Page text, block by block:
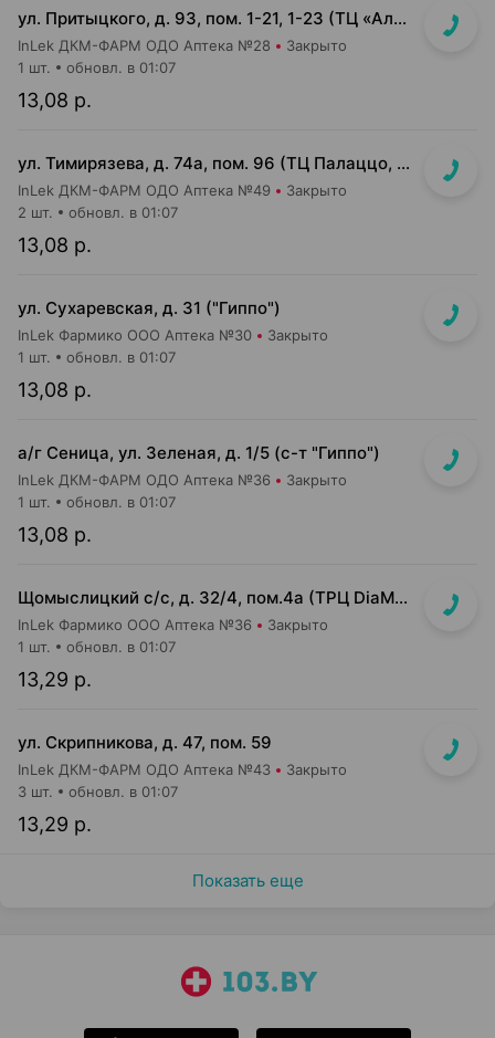
ул. Притыцкого, д. 93, пом. 1-21, 1-23 (ТЦ «Алми (Притыцкого)», слева от главного входа)
InLek ДКМ-ФАРМ ОДО Аптека №28 Закрыто
13,08 р.
1 шт. обновл. в 01:07
ул. Тимирязева, д. 74а, пом. 96 (ТЦ Палаццо, 1 этаж, главный вход)
InLek ДКМ-ФАРМ ОДО Аптека №49 Закрыто
13,08 р.
2 шт. обновл. в 01:07
ул. Сухаревская, д. 31 ("Гиппо")
InLek Фармико ООО Аптека №30 Закрыто
13,08 р.
1 шт. обновл. в 01:07
а/г Сеница, ул. Зеленая, д. 1/5 (с-т "Гиппо")
InLek ДКМ-ФАРМ ОДО Аптека №36 Закрыто
13,08 р.
1 шт. обновл. в 01:07
Щомыслицкий с/с, д. 32/4, пом.4а (ТРЦ DiaMond city, вход напротив магазина Маяк)
InLek Фармико ООО Аптека №36 Закрыто
13,29 р.
1 шт. обновл. в 01:07
ул. Скрипникова, д. 47, пом. 59
InLek ДКМ-ФАРМ ОДО Аптека №43 Закрыто
13,29 р.
3 шт. обновл. в 01:07
Показать еще